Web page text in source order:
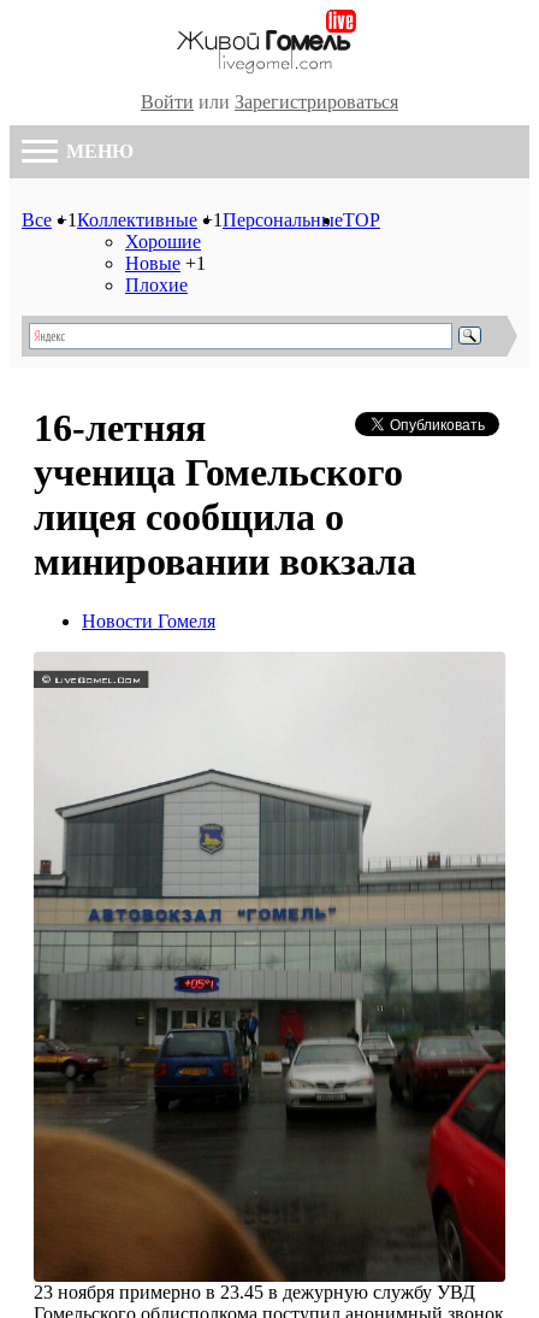
Войти или Зарегистрироваться
МЕНЮ
Все +1Коллективные +1
Хорошие
Новые +1
Плохие
ПерсональныеTOP
16-летняя
ученица Гомельского
лицея сообщила о
минировании вокзала
Новости Гомеля
23 ноября примерно в 23.45 в дежурную службу УВД
Гомельского облисполкома поступил анонимный звонок